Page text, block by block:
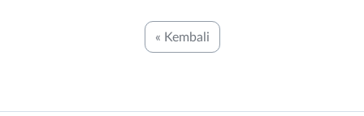
« Kembali